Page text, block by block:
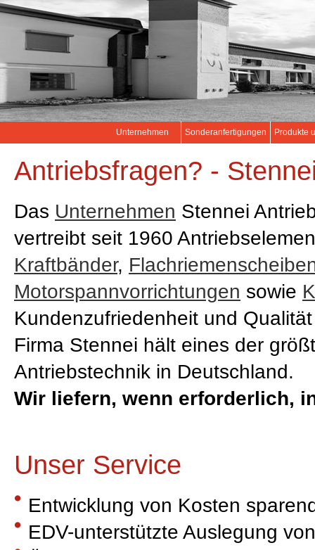
Unternehmen Sonderanfertigungen Produkte
Antriebsfragen? -
Das Unternehmen Stennei
vertreibt seit 1960
Kraftbänder,
Motorspannvorrichtungen sowie
Kundenzufriedenheit und
Firma Stennei hält eines der
Antriebstechnik in Deutschland.
Wir liefern, wenn erforderlich,
Unser Service
Entwicklung von Kosten
EDV-unterstützte Auslegung